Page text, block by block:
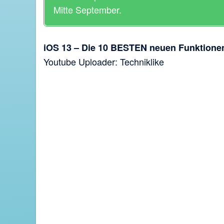
Mitte September.
iOS 13 – Die 10 BESTEN neuen
Youtube Uploader: Techniklike